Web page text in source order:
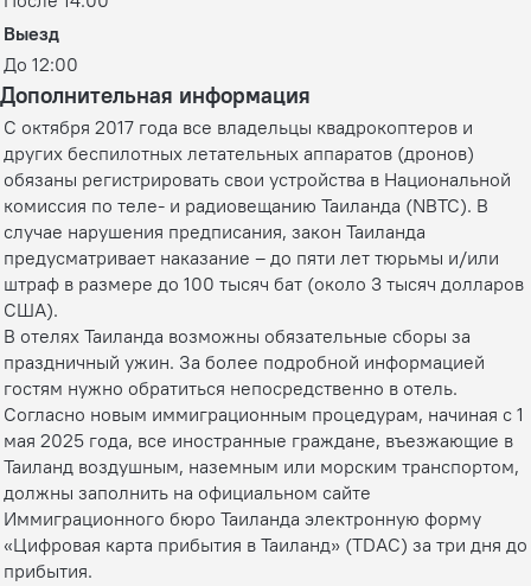
Выезд
До 12:00
Дополнительная информация
С октября 2017 года все владельцы квадрокоптеров и
других беспилотных летательных аппаратов (дронов)
обязаны регистрировать свои устройства в Национальной
комиссия по теле- и радиовещанию Таиланда (NBTC). В
случае нарушения предписания, закон Таиланда
предусматривает наказание – до пяти лет тюрьмы и/или
штраф в размере до 100 тысяч бат (около 3 тысяч долларов
США).
В отелях Таиланда возможны обязательные сборы за
праздничный ужин. За более подробной информацией
гостям нужно обратиться непосредственно в отель.
Согласно новым иммиграционным процедурам, начиная с 1
мая 2025 года, все иностранные граждане, въезжающие в
Таиланд воздушным, наземным или морским транспортом,
должны заполнить на официальном сайте
Иммиграционного бюро Таиланда электронную форму
«Цифровая карта прибытия в Таиланд» (TDAC) за три дня до
прибытия.